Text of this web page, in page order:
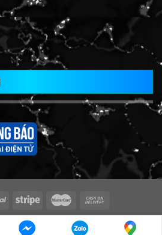
Vật tư sản xuất Đồng Nai